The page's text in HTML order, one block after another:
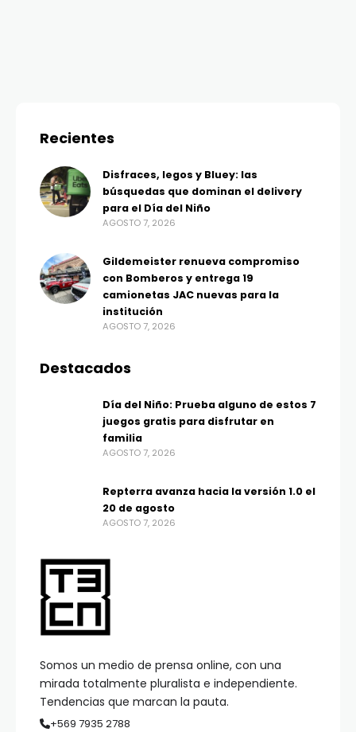
Somos un medio de prensa online, con una
mirada totalmente pluralista e independiente.
Tendencias que marcan la pauta.
+569 7935 2788
Recientes
Disfraces, legos y Bluey: las
búsquedas que dominan el delivery
para el Día del Niño
AGOSTO 7, 2026
Gildemeister renueva compromiso
con Bomberos y entrega 19
camionetas JAC nuevas para la
institución
AGOSTO 7, 2026
Destacados
Día del Niño: Prueba alguno de estos 7
juegos gratis para disfrutar en
familia
AGOSTO 7, 2026
Repterra avanza hacia la versión 1.0 el
20 de agosto
AGOSTO 7, 2026